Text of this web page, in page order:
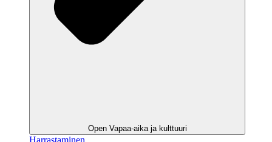
Open Vapaa-aika ja kulttuuri
Harrastaminen